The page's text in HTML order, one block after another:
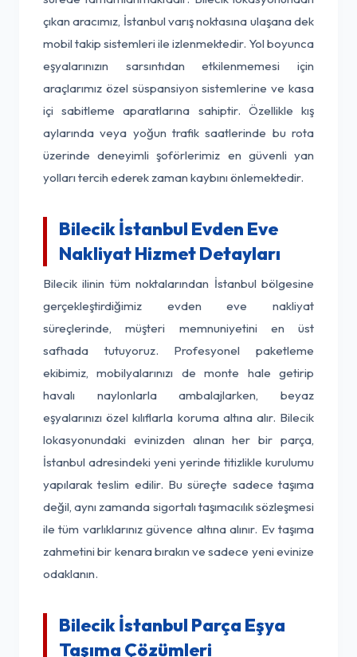
çıkan aracımız, İstanbul varış noktasına ulaşana dek
mobil takip sistemleri ile izlenmektedir. Yol boyunca
eşyalarınızın sarsıntıdan etkilenmemesi için
araçlarımız özel süspansiyon sistemlerine ve kasa
içi sabitleme aparatlarına sahiptir. Özellikle kış
aylarında veya yoğun trafik saatlerinde bu rota
üzerinde deneyimli şoförlerimiz en güvenli yan
yolları tercih ederek zaman kaybını önlemektedir.
Bilecik İstanbul Evden Eve
Nakliyat Hizmet Detayları
Bilecik ilinin tüm noktalarından İstanbul bölgesine
gerçekleştirdiğimiz evden eve nakliyat
süreçlerinde, müşteri memnuniyetini en üst
safhada tutuyoruz. Profesyonel paketleme
ekibimiz, mobilyalarınızı de monte hale getirip
havalı naylonlarla ambalajlarken, beyaz
eşyalarınızı özel kılıflarla koruma altına alır. Bilecik
lokasyonundaki evinizden alınan her bir parça,
İstanbul adresindeki yeni yerinde titizlikle kurulumu
yapılarak teslim edilir. Bu süreçte sadece taşıma
değil, aynı zamanda sigortalı taşımacılık sözleşmesi
ile tüm varlıklarınız güvence altına alınır. Ev taşıma
zahmetini bir kenara bırakın ve sadece yeni evinize
odaklanın.
Bilecik İstanbul Parça Eşya
Taşıma Çözümleri